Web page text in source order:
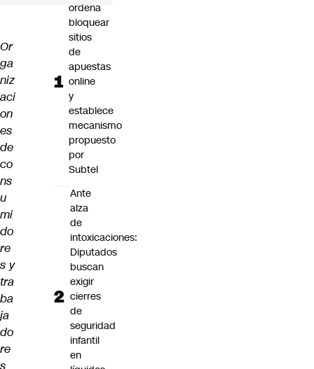
Or
ga
niz
aci
on
es
de
co
ns
u
mi
do
re
s y
tra
ba
ja
do
re
s
ordena
bloquear
sitios
de
apuestas
online
y
establece
mecanismo
propuesto
por
Subtel
Ante
alza
de
intoxicaciones:
Diputados
buscan
exigir
cierres
de
seguridad
infantil
en